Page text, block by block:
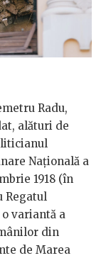
Radu,
alături de
Națională a
1918 (în
Regatul
variantă a
din
de Marea